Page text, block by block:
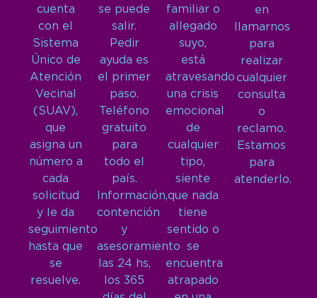
cuenta
con el
Sistema
Único de
Atención
Vecinal
(SUAV),
que
asigna un
número a
cada
solicitud
y le da
seguimiento
hasta que
se
resuelve.
se puede
salir.
Pedir
ayuda es
el primer
paso.
Teléfono
gratuito
para
todo el
país.
Información,
contención
y
asesoramiento
las 24 hs,
los 365
familiar o
allegado
suyo,
está
atravesando
una crisis
emocional
de
cualquier
tipo,
siente
que nada
tiene
sentido o
se
encuentra
atrapado
en
llamarnos
para
realizar
cualquier
consulta
o
reclamo.
Estamos
para
atenderlo.